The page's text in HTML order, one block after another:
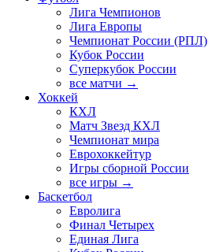
Лига Чемпионов
Лига Европы
Чемпионат России (РПЛ)
Кубок России
Суперкубок России
все матчи →
Хоккей
КХЛ
Матч Звезд КХЛ
Чемпионат мира
Еврохоккейтур
Игры сборной России
все игры →
Баскетбол
Евролига
Финал Четырех
Единая Лига